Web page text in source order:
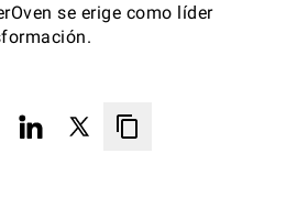
se erige como líder